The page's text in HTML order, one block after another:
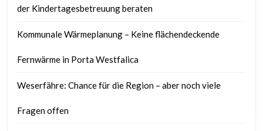
der Kindertagesbetreuung beraten
Kommunale Wärmeplanung – Keine flächendeckende
Fernwärme in Porta Westfalica
Weserfähre: Chance für die Region – aber noch viele
Fragen offen